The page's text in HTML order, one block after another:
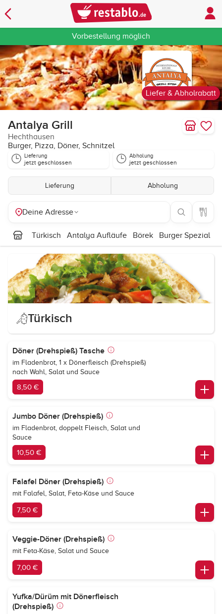
Vorbestellung möglich
Liefer & Abholrabatt
Antalya Grill
Hechthausen
Burger, Pizza, Döner, Schnitzel
Lieferung
jetzt geschlossen
Abholung
jetzt geschlossen
Lieferung Abholung
Deine Adresse
Türkisch Antalya Aufläufe Börek Burger Spezial
Türkisch
Döner (Drehspieß) Tasche
im Fladenbrot, 1 x Dönerfleisch (Drehspieß)
nach Wahl, Salat und Sauce
8,50 €
Jumbo Döner (Drehspieß)
im Fladenbrot, doppelt Fleisch, Salat und
Sauce
10,50 €
Falafel Döner (Drehspieß)
mit Falafel, Salat, Feta-Käse und Sauce
7,50 €
Veggie-Döner (Drehspieß)
mit Feta-Käse, Salat und Sauce
7,00 €
Yufka/Dürüm mit Dönerfleisch
(Drehspieß)